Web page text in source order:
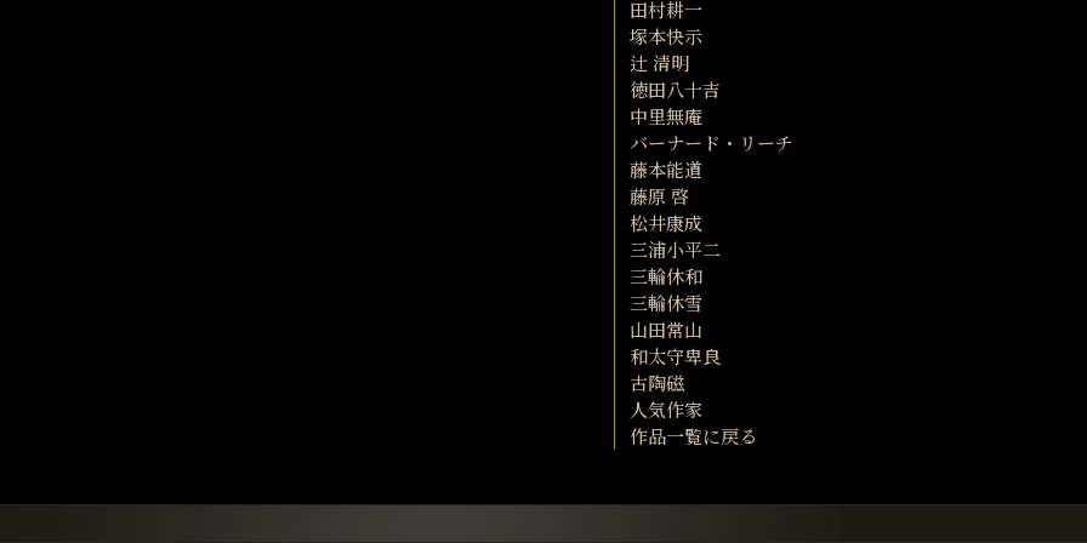
田村耕一
塚本快示
辻 清明
徳田八十吉
中里無庵
バーナード・リーチ
藤本能道
藤原 啓
松井康成
三浦小平二
三輪休和
三輪休雪
山田常山
和太守卑良
古陶磁
人気作家
作品一覧に戻る